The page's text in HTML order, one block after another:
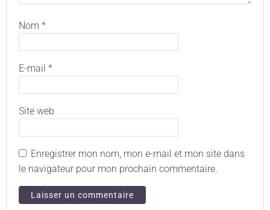
Nom *
E-mail *
Site web
Enregistrer mon nom, mon e-mail et mon site dans
le navigateur pour mon prochain commentaire.